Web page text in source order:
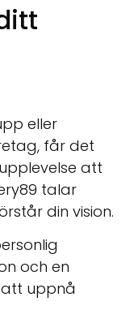
eller
får det
att
talar
din vision.
och en
uppnå